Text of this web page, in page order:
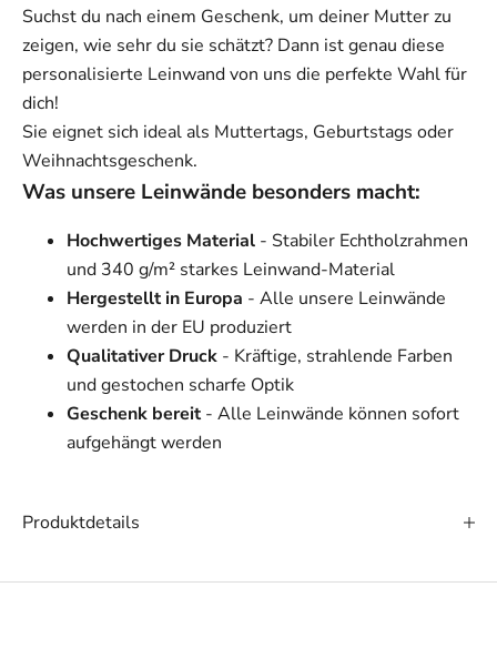
Suchst du nach einem Geschenk, um deiner Mutter zu
zeigen, wie sehr du sie schätzt? Dann ist genau diese
personalisierte Leinwand von uns die perfekte Wahl für
dich!
Sie eignet sich ideal als Muttertags, Geburtstags oder
Weihnachtsgeschenk.
Was unsere Leinwände besonders macht:
Hochwertiges Material - Stabiler Echtholzrahmen
und 340 g/m² starkes Leinwand-Material
Hergestellt in Europa - Alle unsere Leinwände
werden in der EU produziert
Qualitativer Druck - Kräftige, strahlende Farben
und gestochen scharfe Optik
Geschenk bereit- Alle Leinwände können sofort
aufgehängt werden
Produktdetails